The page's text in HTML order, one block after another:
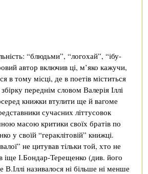
“блюдьми”, “логохай”, “ібу-
автор включив ці, м’яко кажучи,
в тому місці, де в поетів міститься
переднім словом Валерія Іллі
книжки втулити ще й вагоме
сучасних літтусовок
масою критики своїх братів по
у своїй “гераклітовій” книжці.
не цитував тільки той, хто не
іще І.Бондар-Терещенко (див. його
називалося ні більше ні менше